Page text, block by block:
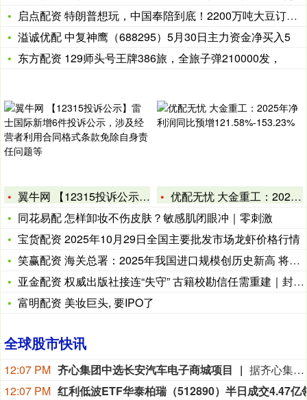
启点配资 特朗普想玩，中国奉陪到底！2200万吨大豆订单直接
溢诚优配 中复神鹰（688295）5月30日主力资金净买入5
东方配资 129师头号王牌386旅，全旅子弹210000发，
翼牛网 【12315投诉公示】雷士国际新增6件投诉公示，涉及
优配无忧 大金重工：2025年净利润同比预增121.58%-
同花易配 怎样卸妆不伤皮肤？敏感肌闭眼冲｜零刺激
宝货配资 2025年10月29日全国主要批发市场龙虾价格行情
笑赢配资 海关总署：2025年我国进口规模创历史新高 将连续
亚金配资 权威出版社接连“失守” 古籍校勘信任需重建｜封面评
富明配资 美妆巨头, 要IPO了
全球股市快讯
12:07 PM 齐心集团中选长安汽车电子商城项目
据齐心集团消息，近日，齐心集团中选长安汽车电子商城项目。公司将依托一站式政企数字化采购服务平台，提供成熟完善的采购全流程配套服务，助力头部整车制造企业采购管理数智化升级。
12:07 PM